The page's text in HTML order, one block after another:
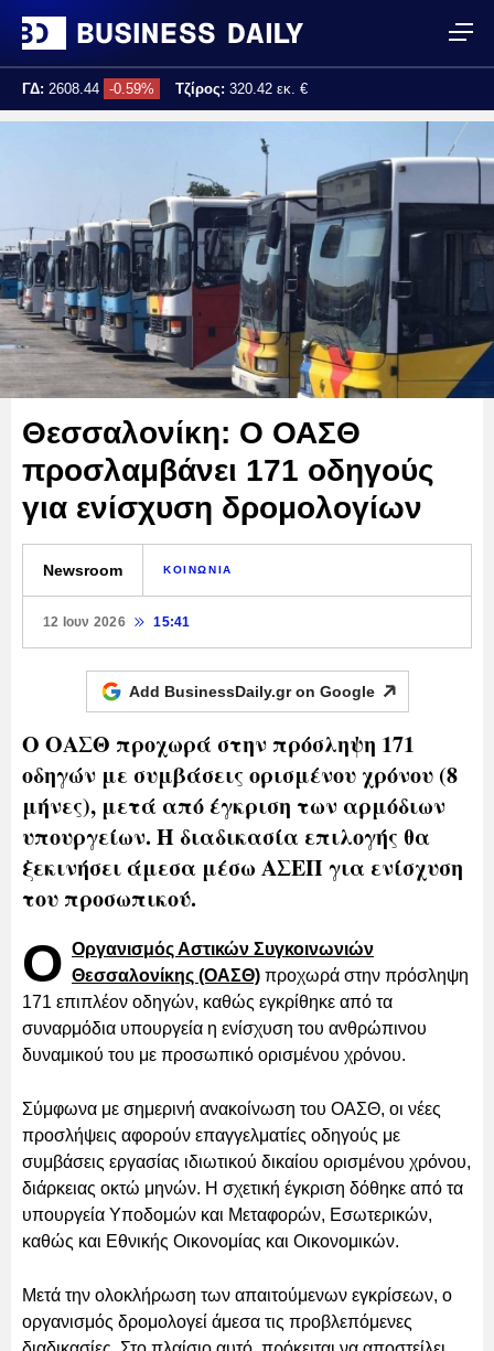
ΓΔ: 2608.44 -0.59% Τζίρος: 320.42 εκ. €
Θεσσαλονίκη: Ο ΟΑΣΘ
προσλαμβάνει 171 οδηγούς
για ενίσχυση δρομολογίων
Newsroom ΚΟΙΝΩΝΙΑ
12 Ιουν 2026 15:41
Add BusinessDaily.gr on Google
Ο ΟΑΣΘ προχωρά στην πρόσληψη 171
οδηγών με συμβάσεις ορισμένου χρόνου (8
μήνες), μετά από έγκριση των αρμόδιων
υπουργείων. Η διαδικασία επιλογής θα
ξεκινήσει άμεσα μέσω ΑΣΕΠ για ενίσχυση
του προσωπικού.
Ο Οργανισμός Αστικών Συγκοινωνιών
Θεσσαλονίκης (ΟΑΣΘ) προχωρά στην πρόσληψη
171 επιπλέον οδηγών, καθώς εγκρίθηκε από τα
συναρμόδια υπουργεία η ενίσχυση του ανθρώπινου
δυναμικού του με προσωπικό ορισμένου χρόνου.
Σύμφωνα με σημερινή ανακοίνωση του ΟΑΣΘ, οι νέες
προσλήψεις αφορούν επαγγελματίες οδηγούς με
συμβάσεις εργασίας ιδιωτικού δικαίου ορισμένου χρόνου,
διάρκειας οκτώ μηνών. Η σχετική έγκριση δόθηκε από τα
υπουργεία Υποδομών και Μεταφορών, Εσωτερικών,
καθώς και Εθνικής Οικονομίας και Οικονομικών.
Μετά την ολοκλήρωση των απαιτούμενων εγκρίσεων, ο
οργανισμός δρομολογεί άμεσα τις προβλεπόμενες